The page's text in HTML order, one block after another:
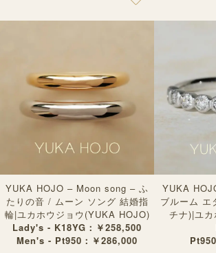
YUKA HOJO – Moon song – ふ
たりの音 / ムーン ソング 結婚指
輪|ユカホウジョウ(YUKA HOJO)
Lady's - K18YG：￥258,500
Men's - Pt950：￥286,000
YUKA
ブルーム エ
チナ)|ユ